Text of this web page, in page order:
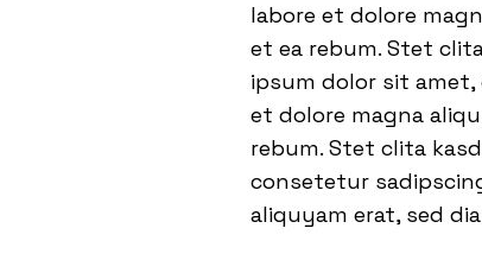
labore et dolore
et ea rebum. Stet
ipsum dolor sit
et dolore magna
rebum. Stet clita
consetetur
aliquyam erat, sed